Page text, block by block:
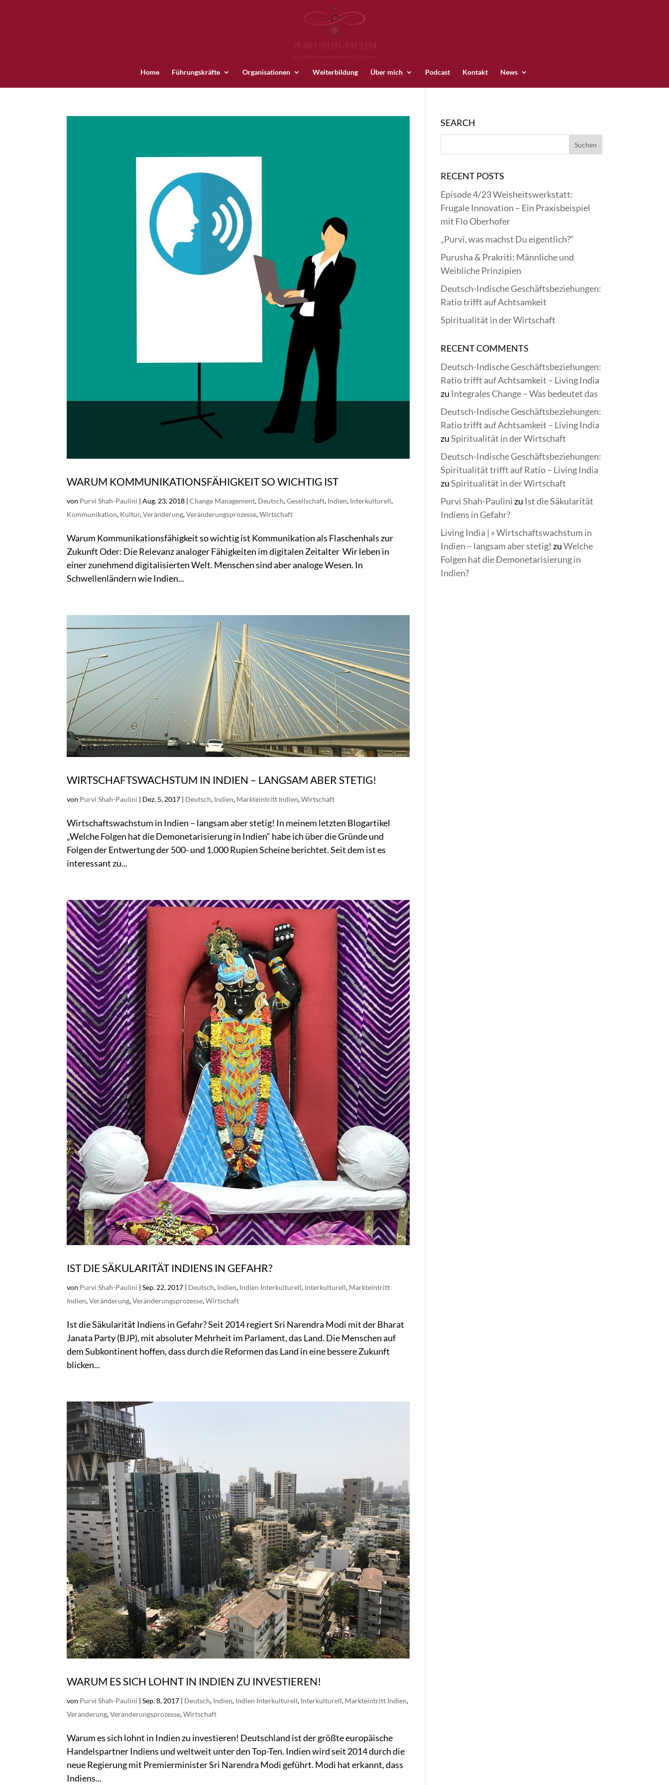
Home Führungskräfte Organisationen Weiterbildung Über mich Podcast Kontakt News
WARUM KOMMUNIKATIONSFÄHIGKEIT SO WICHTIG IST
von Purvi Shah-Paulini |Aug. 23, 2018 |Change Management, Deutsch,Gesellschaft, Indien, Interkulturell,
Kommunikation, Kultur,Veränderung,Veränderungsprozesse,Wirtschaft
Warum Kommunikationsfähigkeit so wichtig ist Kommunikation als Flaschenhals zur
Zukunft Oder: Die Relevanz analoger Fähigkeiten im digitalen Zeitalter Wir leben in
einer zunehmend digitalisierten Welt. Menschen sind aber analoge Wesen. In
Schwellenländern wie Indien...
WIRTSCHAFTSWACHSTUM IN INDIEN – LANGSAM ABER STETIG!
von Purvi Shah-Paulini | Dez. 5, 2017 | Deutsch, Indien, Markteintritt Indien,Wirtschaft
Wirtschaftswachstum in Indien – langsam aber stetig! In meinem letzten Blogartikel
„Welche Folgen hat die Demonetarisierung in Indien“ habe ich über die Gründe und
Folgen der Entwertung der 500- und 1.000 Rupien Scheine berichtet. Seit dem ist es
interessant zu...
IST DIE SÄKULARITÄT INDIENS IN GEFAHR?
von Purvi Shah-Paulini |Sep. 22, 2017 | Deutsch, Indien, Indien Interkulturell, Interkulturell, Markteintritt
Indien,Veränderung,Veränderungsprozesse,Wirtschaft
Ist die Säkularität Indiens in Gefahr? Seit 2014 regiert Sri Narendra Modi mit der Bharat
Janata Party (BJP), mit absoluter Mehrheit im Parlament, das Land. Die Menschen auf
dem Subkontinent hoffen, dass durch die Reformen das Land in eine bessere Zukunft
blicken...
WARUM ES SICH LOHNT IN INDIEN ZU INVESTIEREN!
von Purvi Shah-Paulini |Sep. 8, 2017 | Deutsch, Indien, Indien Interkulturell, Interkulturell, Markteintritt Indien,
Veränderung,Veränderungsprozesse,Wirtschaft
Warum es sich lohnt in Indien zu investieren! Deutschland ist der größte europäische
Handelspartner Indiens und weltweit unter den Top-Ten. Indien wird seit 2014 durch die
neue Regierung mit Premierminister Sri Narendra Modi geführt. Modi hat erkannt, dass
Indiens...
SEARCH
RECENT POSTS
Episode 4/23 Weisheitswerkstatt:
Frugale Innovation – Ein Praxisbeispiel
mit Flo Oberhofer
„Purvi, was machst Du eigentlich?“
Purusha & Prakriti: Männliche und
Weibliche Prinzipien
Deutsch-Indische Geschäftsbeziehungen:
Ratio trifft auf Achtsamkeit
Spiritualität in der Wirtschaft
RECENT COMMENTS
Deutsch-Indische Geschäftsbeziehungen:
Ratio trifft auf Achtsamkeit – Living India
zu Integrales Change – Was bedeutet das
Deutsch-Indische Geschäftsbeziehungen:
Ratio trifft auf Achtsamkeit – Living India
zuSpiritualität in der Wirtschaft
Deutsch-Indische Geschäftsbeziehungen:
Spiritualität trifft auf Ratio – Living India
zuSpiritualität in der Wirtschaft
Purvi Shah-Paulinizu Ist die Säkularität
Indiens in Gefahr?
Living India | » Wirtschaftswachstum in
Indien – langsam aber stetig! zuWelche
Folgen hat die Demonetarisierung in
Indien?